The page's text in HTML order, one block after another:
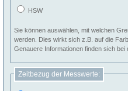
HSW
Sie können auswählen, mit welchen
werden. Dies wirkt sich z.B. auf
Genauere Informationen finden sich bei
Zeitbezug der Messwerte: